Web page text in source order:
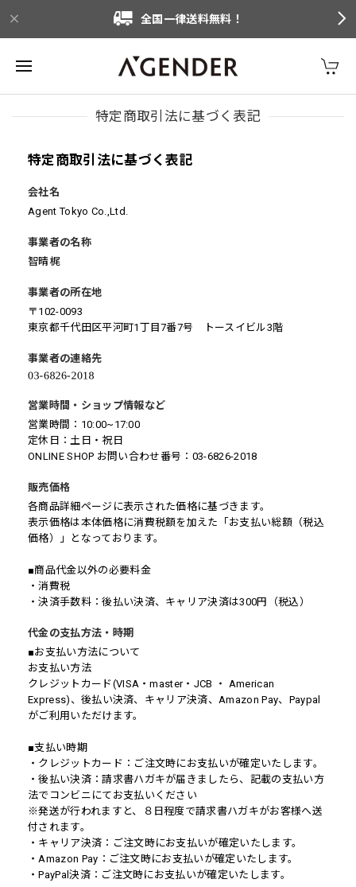
全国一律送料無料！
特定商取引法に基づく表記
特定商取引法に基づく表記
会社名
Agent Tokyo Co.,Ltd.
事業者の名称
智晴梶
事業者の所在地
〒102-0093
東京都千代田区平河町1丁目7番7号 トースイビル3階
事業者の連絡先
営業時間・ショップ情報など
営業時間：10:00~17:00
定休日：土日・祝日
ONLINE SHOP お問い合わせ番号：03-6826-2018
販売価格
各商品詳細ページに表示された価格に基づきます。
表示価格は本体価格に消費税額を加えた「お支払い総額（税込
価格）」となっております。
■商品代金以外の必要料金
・消費税
・決済手数料：後払い決済、キャリア決済は300円（税込）
代金の支払方法・時期
■お支払い方法について
お支払い方法
クレジットカード(VISA・master・JCB ・ American
Express)、後払い決済、キャリア決済、Amazon Pay、Paypal
がご利用いただけます。
■支払い時期
・クレジットカード：ご注文時にお支払いが確定いたします。
・後払い決済：請求書ハガキが届きましたら、記載の支払い方
法でコンビニにてお支払いください
※発送が行われますと、８日程度で請求書ハガキがお客様へ送
付されます。
・キャリア決済：ご注文時にお支払いが確定いたします。
・Amazon Pay：ご注文時にお支払いが確定いたします。
・PayPal決済：ご注文時にお支払いが確定いたします。